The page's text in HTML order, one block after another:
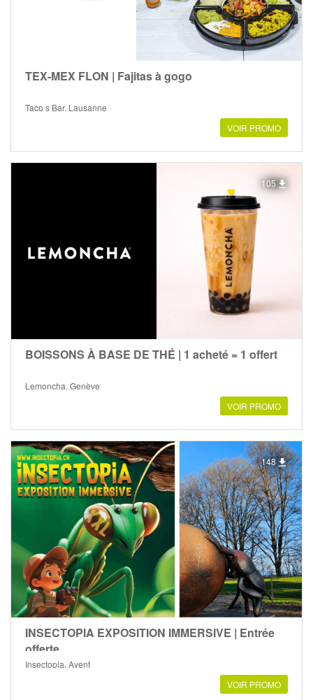
TEX-MEX FLON | Fajitas à gogo
Taco s Bar, Lausanne
VOIR PROMO
105
BOISSONS À BASE DE THÉ | 1 acheté = 1 offert
Lemoncha, Genève
VOIR PROMO
148
INSECTOPIA EXPOSITION IMMERSIVE | Entrée
offerte
Insectopia, Ayent
VOIR PROMO